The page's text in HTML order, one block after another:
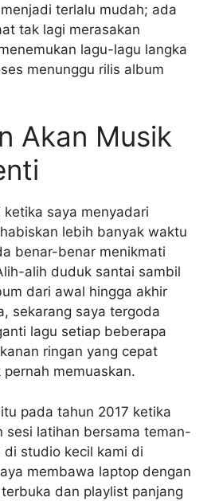
terlalu mudah; ada
tak lagi merasakan
lagu-lagu langka
menunggu rilis album
Akan Musik
saya menyadari
lebih banyak waktu
benar-benar menikmati
alih duduk santai sambil
dari awal hingga akhir
sekarang saya tergoda
lagu setiap beberapa
ringan yang cepat
memuaskan.
pada tahun 2017 ketika
sesi latihan bersama teman-
di studio kecil kami di
membawa laptop dengan
dan playlist panjang